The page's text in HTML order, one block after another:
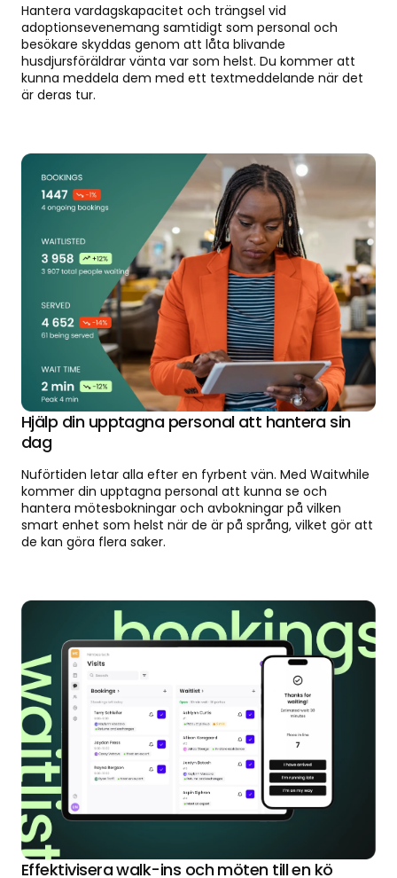
Hantera vardagskapacitet och trängsel vid
adoptionsevenemang samtidigt som personal och
besökare skyddas genom att låta blivande
husdjursföräldrar vänta var som helst. Du kommer att
kunna meddela dem med ett textmeddelande när det
är deras tur.
Hjälp din upptagna personal att hantera sin
dag
Nuförtiden letar alla efter en fyrbent vän. Med Waitwhile
kommer din upptagna personal att kunna se och
hantera mötesbokningar och avbokningar på vilken
smart enhet som helst när de är på språng, vilket gör att
de kan göra flera saker.
Effektivisera walk-ins och möten till en kö